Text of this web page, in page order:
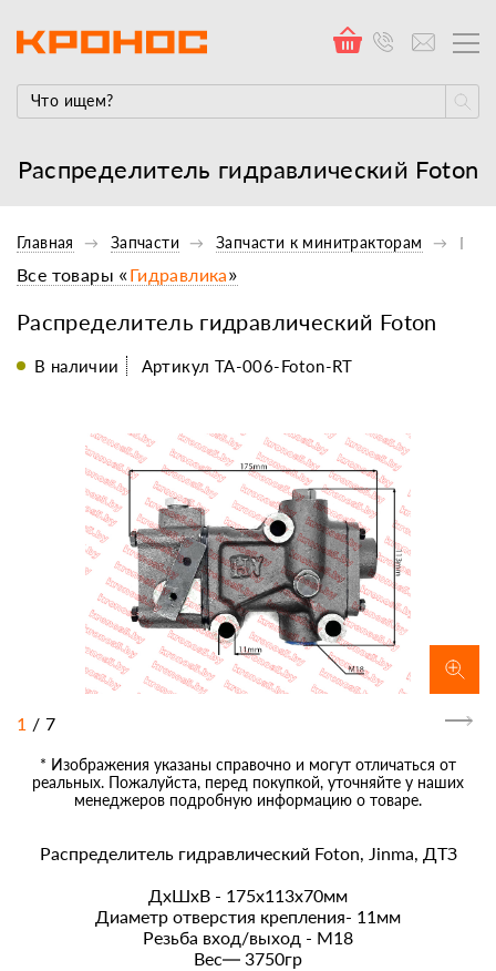
Распределитель гидравлический Foton
Главная Запчасти Запчасти к минитракторам
Распределитель гидравлический Foton
Все товары «Гидравлика»
В наличии Артикул TA-006-Foton-RT
1 / 7
* Изображения указаны справочно и могут отличаться от
реальных. Пожалуйста, перед покупкой, уточняйте у наших
менеджеров подробную информацию о товаре.
Распределитель гидравлический Foton, Jinma, ДТЗ
ДхШхВ - 175х113х70мм
Диаметр отверстия крепления- 11мм
Резьба вход/выход - М18
Вес— 3750гр